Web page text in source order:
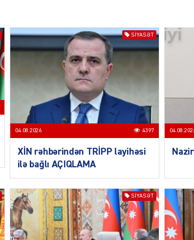
SIYASƏT
DÜNYA
SIYASƏT
04.08.2026 4397
XİN rəhbərindən TRİPP layihəsi
ilə bağlı AÇIQLAMA
SIYASƏT